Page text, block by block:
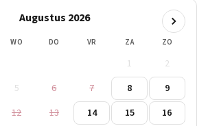
Augustus 2026
WO DO VR ZA ZO
1
2
5 6 7 8
9
12 13 14 15
16